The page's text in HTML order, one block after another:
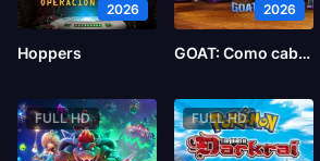
2026
Hoppers
2026
GOAT: Como cabras
FULL HD FULL HD